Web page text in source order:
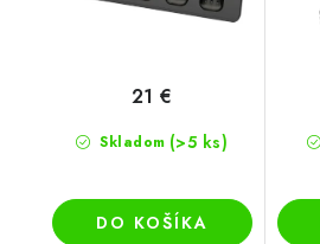
Skladom (>5 ks)
21 €
DO KOŠÍKA